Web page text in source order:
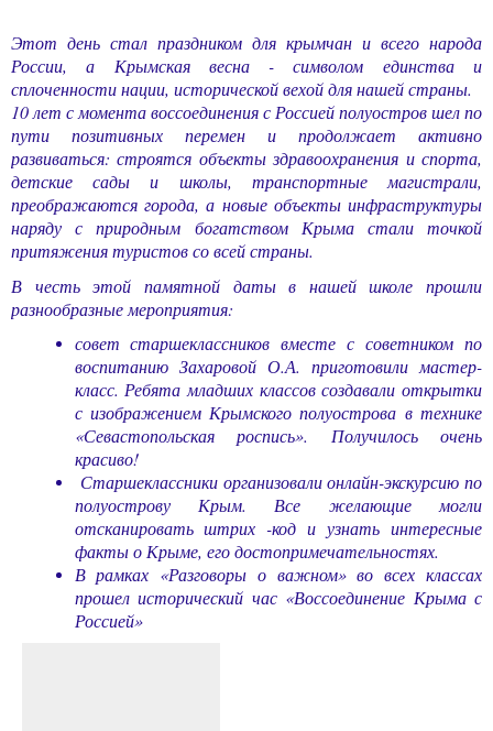
Этот день стал праздником для крымчан и всего народа
России, а Крымская весна - символом единства и
сплоченности нации, исторической вехой для нашей страны.
10 лет с момента воссоединения с Россией полуостров шел по
пути позитивных перемен и продолжает активно
развиваться: строятся объекты здравоохранения и спорта,
детские сады и школы, транспортные магистрали,
преображаются города, а новые объекты инфраструктуры
наряду с природным богатством Крыма стали точкой
притяжения туристов со всей страны.
В честь этой памятной даты в нашей школе прошли
разнообразные мероприятия:
совет старшеклассников вместе с советником по
воспитанию Захаровой О.А. приготовилимастер-
класс. Ребята младших классов создавали открытки
с изображением Крымского полуострова в технике
«Севастопольская роспись». Получилось очень
красиво!
Старшеклассники организовали онлайн-экскурсию по
полуострову Крым. Все желающие могли
отсканировать штрих -код и узнать интересные
факты о Крыме, его достопримечательностях.
В рамках «Разговоры о важном» во всех классах
прошел исторический час «Воссоединение Крыма с
Россией»